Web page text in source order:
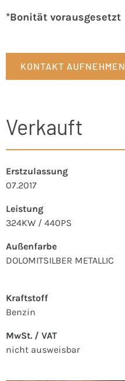
*Bonität vorausgesetzt
KONTAKT AUFNEHMEN
Verkauft
Erstzulassung
07.2017
Leistung
324KW / 440PS
Außenfarbe
DOLOMITSILBER METALLIC
Kraftstoff
Benzin
MwSt. / VAT
nicht ausweisbar